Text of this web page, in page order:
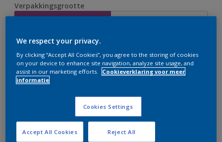
Verpakkingsgrootte
Op dit moment is het niet mogelijk dit product online
te bestellen. Bezoek je dichtstbijzijnde winkel of klik op
We respect your privacy.
By clicking “Accept All Cookies”, you agree to the storing of cookies
on your device to enhance site navigation, analyze site usage, and
assist in our marketing efforts.
Cookieverklaring voor meer
informatie
Cookies Settings
Reject All
Accept All Cookies